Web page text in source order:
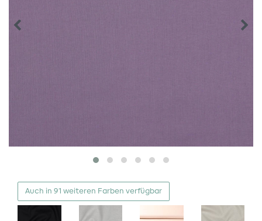
Auch in 91 weiteren Farben verfügbar